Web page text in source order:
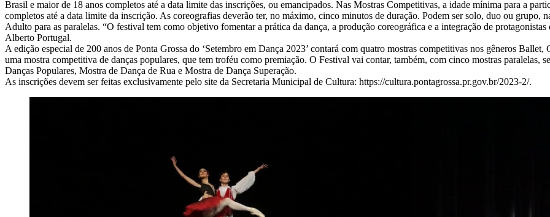
Brasil e maior de 18 anos completos até a data limite das inscrições, ou emancipados. Nas Mostras Competitivas, a idade mínima para a
completos até a data limite da inscrição. As coreografias deverão ter, no máximo, cinco minutos de duração. Podem ser solo, duo ou
Adulto para as paralelas. “O festival tem como objetivo fomentar a prática da dança, a produção coreográfica e a integração de
Alberto Portugal.
A edição especial de 200 anos de Ponta Grossa do ‘Setembro em Dança 2023’ contará com quatro mostras competitivas nos gêneros
uma mostra competitiva de danças populares, que tem troféu como premiação. O Festival vai contar, também, com cinco mostras paralelas,
Danças Populares, Mostra de Dança de Rua e Mostra de Dança Superação.
As inscrições devem ser feitas exclusivamente pelo site da Secretaria Municipal de Cultura: https://cultura.pontagrossa.pr.gov.br/2023-2/.